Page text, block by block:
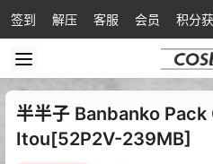
签到 解压 客服 会员 积分
半半子 Banbanko
Itou[52P2V-239MB]